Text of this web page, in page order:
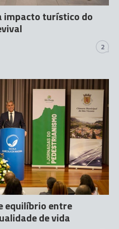
impacto turístico do
2
equilíbrio entre
de vida